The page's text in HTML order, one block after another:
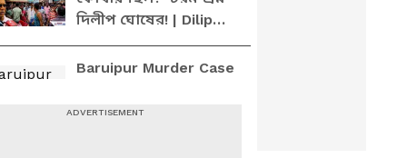
দিলীপ ঘোষের! | Dilip
Ghosh Explosive
Speech | Baruipur
Baruipur Murder Case
নাবালিকার বাড়িতে গিয়ে